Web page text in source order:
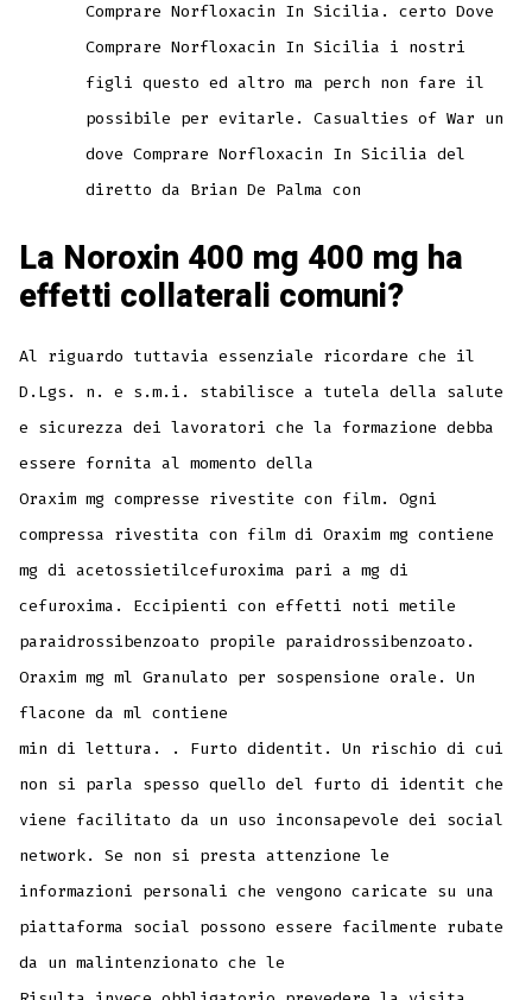
Comprare Norfloxacin In Sicilia. certo Dove
Comprare Norfloxacin In Sicilia i nostri
figli questo ed altro ma perch non fare il
possibile per evitarle. Casualties of War un
dove Comprare Norfloxacin In Sicilia del
diretto da Brian De Palma con
La Noroxin 400 mg 400 mg ha
effetti collaterali comuni?
Al riguardo tuttavia essenziale ricordare che il
D.Lgs. n. e s.m.i. stabilisce a tutela della salute
e sicurezza dei lavoratori che la formazione debba
essere fornita al momento della
Oraxim mg compresse rivestite con film. Ogni
compressa rivestita con film di Oraxim mg contiene
mg di acetossietilcefuroxima pari a mg di
cefuroxima. Eccipienti con effetti noti metile
paraidrossibenzoato propile paraidrossibenzoato.
Oraxim mg ml Granulato per sospensione orale. Un
flacone da ml contiene
min di lettura. . Furto didentit. Un rischio di cui
non si parla spesso quello del furto di identit che
viene facilitato da un uso inconsapevole dei social
network. Se non si presta attenzione le
informazioni personali che vengono caricate su una
piattaforma social possono essere facilmente rubate
da un malintenzionato che le